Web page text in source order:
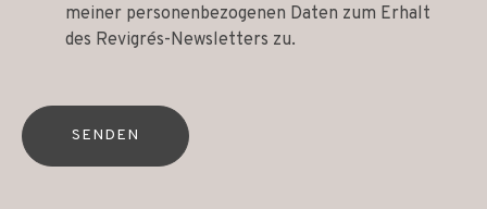
meiner personenbezogenen Daten zum Erhalt
des Revigrés-Newsletters zu.
SENDEN